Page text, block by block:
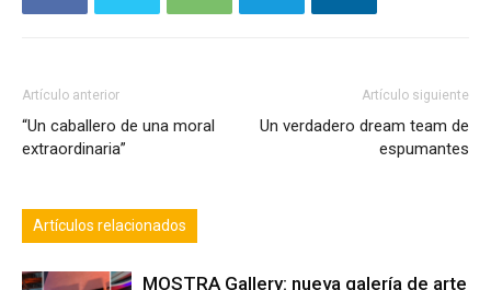
Artículo anterior
“Un caballero de una moral
extraordinaria”
Artículo siguiente
Un verdadero dream team de
espumantes
Artículos relacionados
MOSTRA Gallery: nueva galería de arte